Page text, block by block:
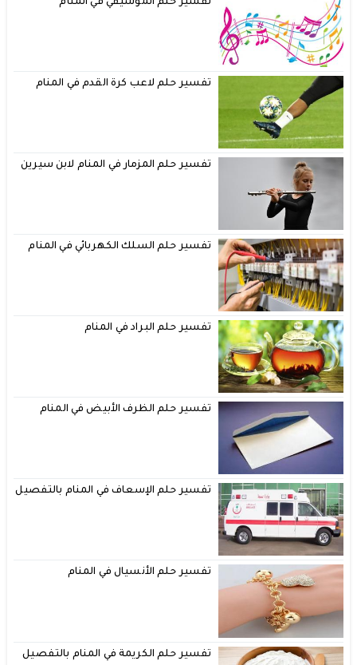
تفسير حلم لاعب كرة القدم في المنام
تفسير حلم المزمار في المنام لابن سيرين
تفسير حلم السلك الكهربائي في المنام
تفسير حلم البراد في المنام
تفسير حلم الظرف الأبيض في المنام
تفسير حلم الإسعاف في المنام بالتفصيل
تفسير حلم الأنسيال في المنام
تفسير حلم الكريمة في المنام بالتفصيل